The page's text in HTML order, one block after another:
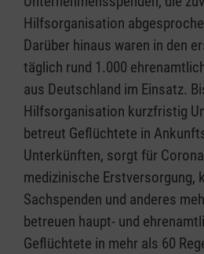
Hilfsorganisation
Darüber hinaus waren in den
täglich rund 1.000
aus Deutschland im Einsatz.
Hilfsorganisation kurzfristig
betreut Geflüchtete in
Unterkünften, sorgt für
medizinische Erstversorgung,
Sachspenden und anderes
betreuen haupt- und
Geflüchtete in mehr als 60